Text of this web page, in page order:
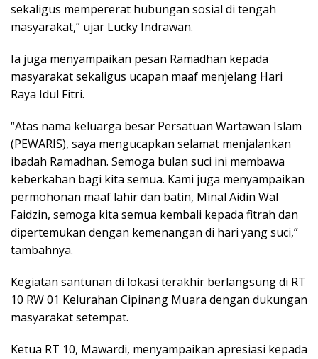
sekaligus mempererat hubungan sosial di tengah
masyarakat,” ujar Lucky Indrawan.
Ia juga menyampaikan pesan Ramadhan kepada
masyarakat sekaligus ucapan maaf menjelang Hari
Raya Idul Fitri.
“Atas nama keluarga besar Persatuan Wartawan Islam
(PEWARIS), saya mengucapkan selamat menjalankan
ibadah Ramadhan. Semoga bulan suci ini membawa
keberkahan bagi kita semua. Kami juga menyampaikan
permohonan maaf lahir dan batin, Minal Aidin Wal
Faidzin, semoga kita semua kembali kepada fitrah dan
dipertemukan dengan kemenangan di hari yang suci,”
tambahnya.
Kegiatan santunan di lokasi terakhir berlangsung di RT
10 RW 01 Kelurahan Cipinang Muara dengan dukungan
masyarakat setempat.
Ketua RT 10, Mawardi, menyampaikan apresiasi kepada